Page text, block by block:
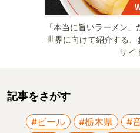
「本当に旨いラーメン
世界に向けて紹介する、
サイ
記事をさがす
#ビール #栃木県 #